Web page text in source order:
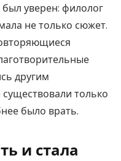
уверен: филолог
не только сюжет.
другим
только
было врать.
и стала